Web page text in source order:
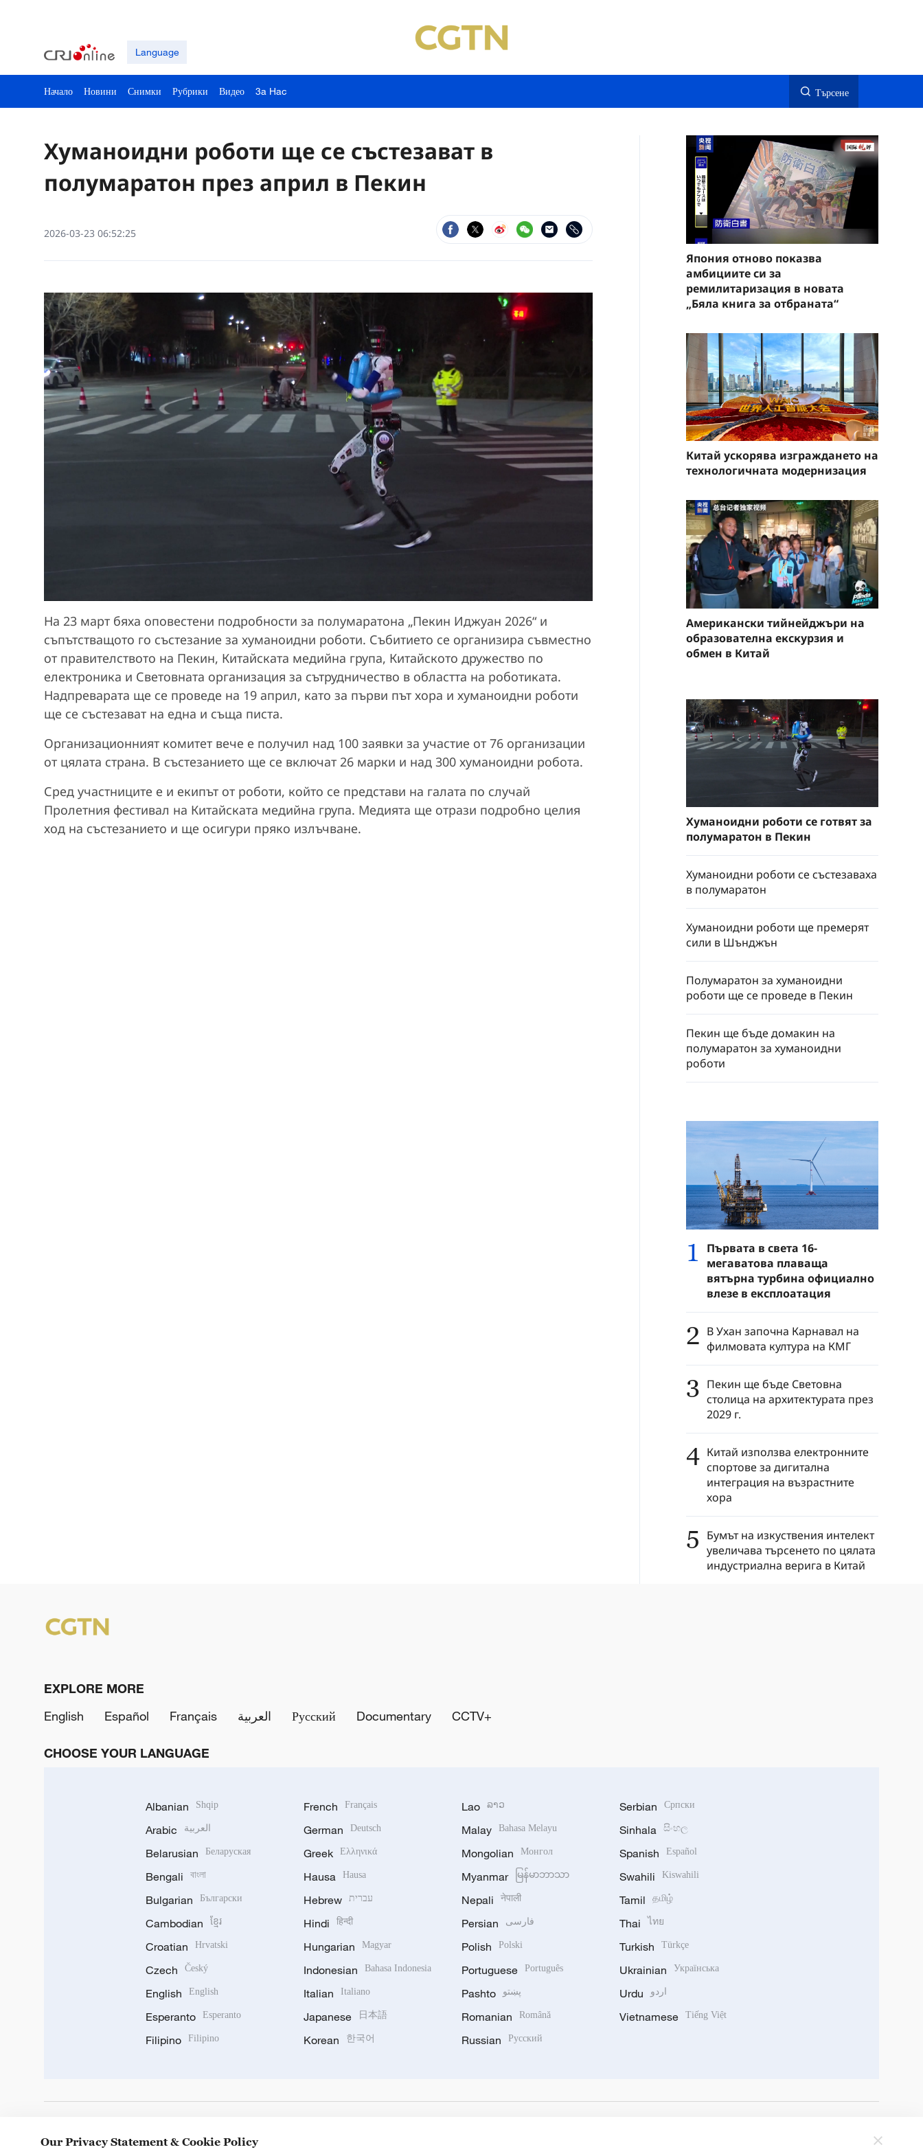
Language
Начало Новини Снимки Рубрики Видео 3a Hac Търсене
Хуманоидни роботи ще се състезават в
полумаратон през април в Пекин
2026-03-23 06:52:25
На 23 март бяха оповестени подробности за полумаратона „Пекин Иджуан 2026“ и
съпътстващото го състезание за хуманоидни роботи. Събитието се организира съвместно
от правителството на Пекин, Китайската медийна група, Китайското дружество по
електроника и Световната организация за сътрудничество в областта на роботиката.
Надпреварата ще се проведе на 19 април, като за първи път хора и хуманоидни роботи
ще се състезават на една и съща писта.
Организационният комитет вече е получил над 100 заявки за участие от 76 организации
от цялата страна. В състезанието ще се включат 26 марки и над 300 хуманоидни робота.
Сред участниците е и екипът от роботи, който се представи на галата по случай
Пролетния фестивал на Китайската медийна група. Медията ще отрази подробно целия
ход на състезанието и ще осигури пряко излъчване.
Япония отново показва
амбициите си за
ремилитаризация в новата
„Бяла книга за отбраната“
Китай ускорява изграждането на
технологичната модернизация
Американски тийнейджъри на
образователна екскурзия и
обмен в Китай
Хуманоидни роботи се готвят за
полумаратон в Пекин
Хуманоидни роботи се състезаваха
в полумаратон
Хуманоидни роботи ще премерят
сили в Шънджън
Полумаратон за хуманоидни
роботи ще се проведе в Пекин
Пекин ще бъде домакин на
полумаратон за хуманоидни
роботи
1
Първата в света 16-
мегаватова плаваща
вятърна турбина официално
влезе в експлоатация
2 В Ухан започна Карнавал на
филмовата култура на КМГ
3 Пекин ще бъде Световна
столица на архитектурата през
2029 г.
4 Китай използва електронните
спортове за дигитална
интеграция на възрастните
хора
5 Бумът на изкуствения интелект
увеличава търсенето по цялата
индустриална верига в Китай
EXPLORE MORE
English
Español Français العربية Русский Documentary CCTV+
CHOOSE YOUR LANGUAGE
Albanian Shqip
Arabic العربية
Belarusian Беларуская
Bengali বাংলা
Bulgarian Български
Cambodian ខ្មែរ
Croatian Hrvatski
Czech Český
English English
Esperanto Esperanto
Filipino Filipino
French Français
German Deutsch
Greek Ελληνικά
Hausa Hausa
Hebrew עברית
Hindi हिन्दी
Hungarian Magyar
Indonesian Bahasa Indonesia
Italian Italiano
Japanese 日本語
Korean 한국어
Lao ລາວ
Malay Bahasa Melayu
Mongolian Монгол
Myanmar မြန်မာဘာသာ
Nepali नेपाली
Persian فارسی
Polish Polski
Portuguese Português
Pashto پښتو
Romanian Română
Russian Русский
Serbian Српски
Sinhala සිංහල
Spanish Español
Swahili Kiswahili
Tamil தமிழ்
Thai ไทย
Turkish Türkçe
Ukrainian Українська
Urdu اردو
Vietnamese Tiếng Việt
Our Privacy Statement & Cookie Policy